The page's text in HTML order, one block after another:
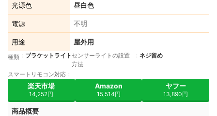
光源色 昼白色
電源 不明
用途 屋外用
種類 ブラケットライト センサーライトの設置
方法
ネジ留め
スマートリモコン対応
楽天市場
14,252円
Amazon
15,514円
ヤフー
13,890円
商品概要